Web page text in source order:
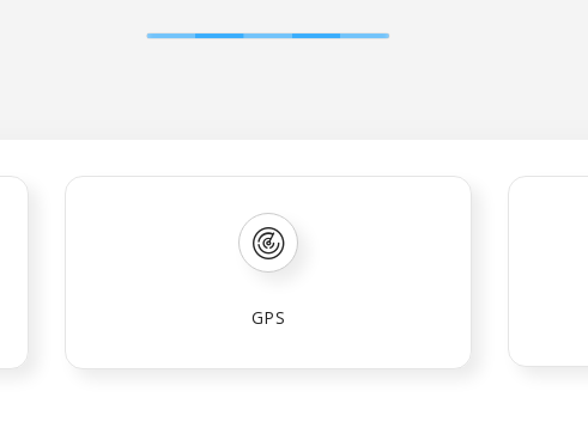
GPS